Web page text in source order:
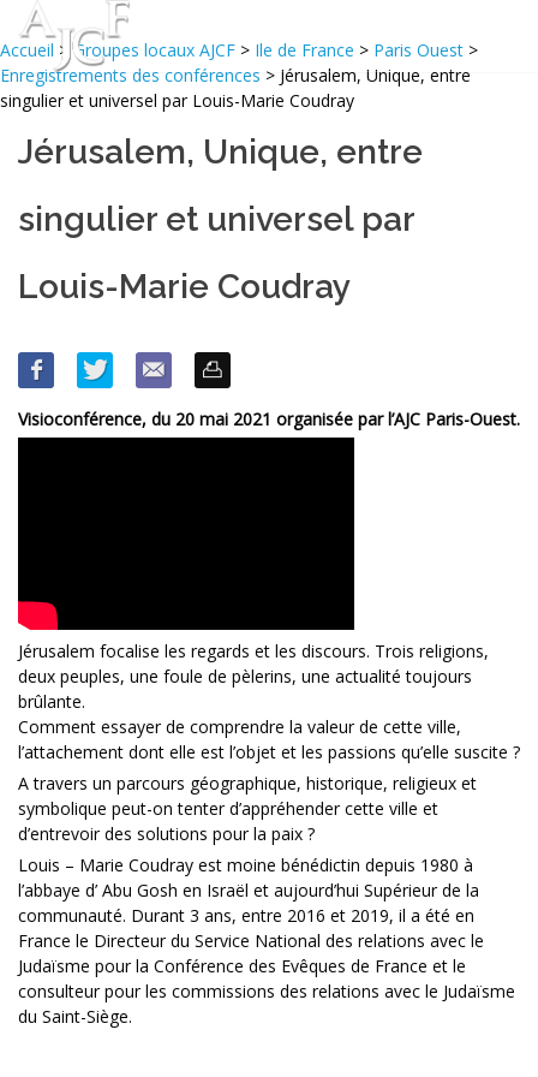
Accueil >Groupes locaux AJCF > Ile de France > Paris Ouest >
Enregistrements des conférences > Jérusalem, Unique, entre
singulier et universel par Louis-Marie Coudray
Jérusalem, Unique, entre
singulier et universel par
Louis-Marie Coudray
Visioconférence, du 20 mai 2021 organisée par l’AJC Paris-Ouest.
Jérusalem focalise les regards et les discours. Trois religions,
deux peuples, une foule de pèlerins, une actualité toujours
brûlante.
Comment essayer de comprendre la valeur de cette ville,
l’attachement dont elle est l’objet et les passions qu’elle suscite ?
A travers un parcours géographique, historique, religieux et
symbolique peut-on tenter d’appréhender cette ville et
d’entrevoir des solutions pour la paix ?
Louis – Marie Coudray est moine bénédictin depuis 1980 à
l’abbaye d’ Abu Gosh en Israël et aujourd’hui Supérieur de la
communauté. Durant 3 ans, entre 2016 et 2019, il a été en
France le Directeur du Service National des relations avec le
Judaïsme pour la Conférence des Evêques de France et le
consulteur pour les commissions des relations avec le Judaïsme
du Saint-Siège.